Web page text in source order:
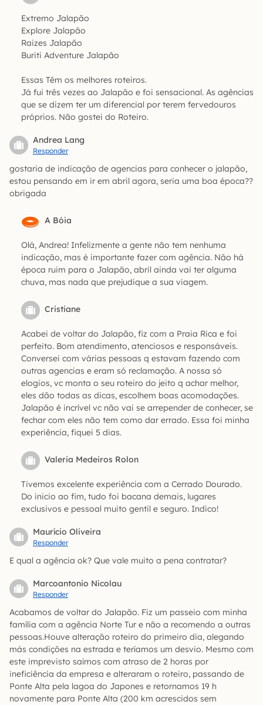
Extremo Jalapão
Explore Jalapão
Raizes Jalapão
Buriti Adventure Jalapão
Essas Têm os melhores roteiros.
Já fui três vezes ao Jalapão e foi sensacional. As agências
que se dizem ter um diferencial por terem fervedouros
próprios. Não gostei do Roteiro.
Andrea Lang
Responder
gostaria de indicação de agencias para conhecer o jalapão,
estou pensando em ir em abril agora, seria uma boa época??
obrigada
A Bóia
Olá, Andrea! Infelizmente a gente não tem nenhuma
indicação, mas é importante fazer com agência. Não há
época ruim para o Jalapão, abril ainda vai ter alguma
chuva, mas nada que prejudique a sua viagem.
Cristiane
Acabei de voltar do Jalapão, fiz com a Praia Rica e foi
perfeito. Bom atendimento, atenciosos e responsáveis.
Conversei com várias pessoas q estavam fazendo com
outras agencias e eram só reclamação. A nossa só
elogios, vc monta o seu roteiro do jeito q achar melhor,
eles dão todas as dicas, escolhem boas acomodações.
Jalapão é incrível vc não vai se arrepender de conhecer, se
fechar com eles não tem como dar errado. Essa foi minha
experiência, fiquei 5 dias.
Valeria Medeiros Rolon
Tivemos excelente experiência com a Cerrado Dourado.
Do inicio ao fim, tudo foi bacana demais, lugares
exclusivos e pessoal muito gentil e seguro. Indico!
Maurício Oliveira
Responder
E qual a agência ok? Que vale muito a pena contratar?
Marcoantonio Nicolau
Responder
Acabamos de voltar do Jalapão. Fiz um passeio com minha
família com a agência Norte Tur e não a recomendo a outras
pessoas.Houve alteração roteiro do primeiro dia, alegando
más condições na estrada e teríamos um desvio. Mesmo com
este imprevisto saímos com atraso de 2 horas por
ineficiência da empresa e alteraram o roteiro, passando de
Ponte Alta pela lagoa do Japones e retornamos 19 h
novamente para Ponte Alta (200 km acrescidos sem